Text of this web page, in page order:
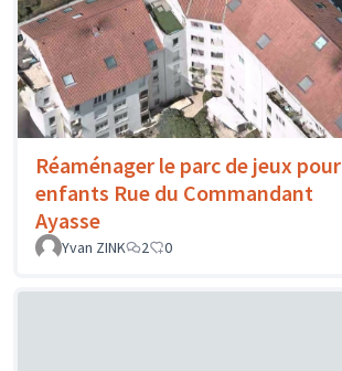
Réaménager le parc de jeux pour
enfants Rue du Commandant
Ayasse
Yvan ZINK 2 0